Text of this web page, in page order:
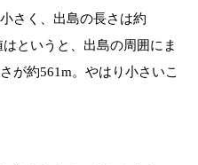
さく、出島の長さは約
というと、出島の周囲にま
が約561m。やはり小さいこ